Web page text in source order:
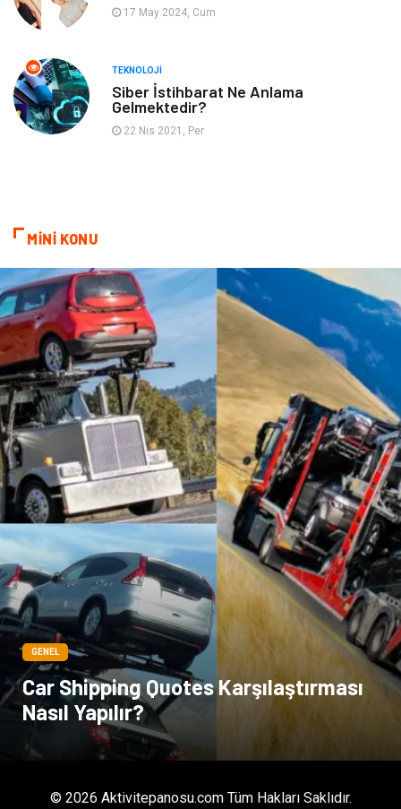
Astroloji Müzik
Ev İşleri
Sigorta
17 May 2024, Cum
TEKNOLOJI
Siber İstihbarat Ne Anlama
Gelmektedir?
22 Nis 2021, Per
MİNİ KONU
GENEL
Car Shipping Quotes Karşılaştırması
Nasıl Yapılır?
© 2026 Aktivitepanosu.com Tüm Hakları Saklıdır.